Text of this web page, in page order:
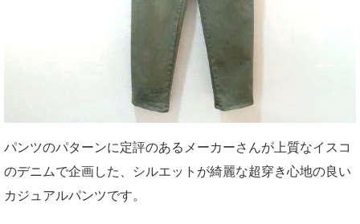
パンツのパターンに定評のあるメーカーさんが上質なイスコ
のデニムで企画した、シルエットが綺麗な超穿き心地の良い
カジュアルパンツです。